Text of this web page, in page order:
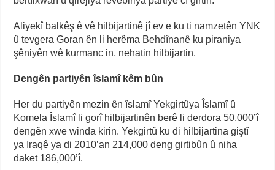
Aliyekî balkêş ê vê hilbijartinê jî ev e ku ti namzetên YNK
û tevgera Goran ên li herêma Behdînanê ku piraniya
şêniyên wê kurmanc in, nehatin hilbijartin.
Dengên partiyên îslamî kêm bûn
Her du partiyên mezin ên îslamî Yekgirtûya Îslamî û
Komela Îslamî li gorî hilbijartinên berê li derdora 50,000’î
dengên xwe winda kirin. Yekgirtû ku di hilbijartina giştî
ya Iraqê ya di 2010’an 214,000 deng girtibûn û niha
daket 186,000’î.